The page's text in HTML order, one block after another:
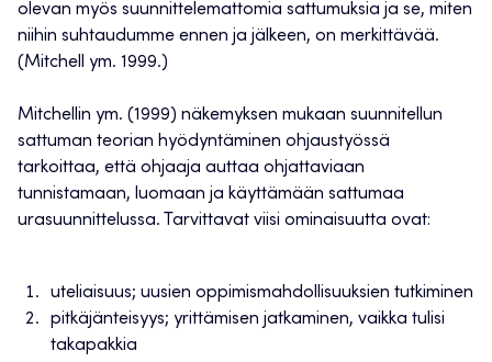
olevan myös suunnittelemattomia sattumuksia ja se, miten
niihin suhtaudumme ennen ja jälkeen, on merkittävää.
(Mitchell ym. 1999.)
Mitchellin ym. (1999) näkemyksen mukaan suunnitellun
sattuman teorian hyödyntäminen ohjaustyössä
tarkoittaa, että ohjaaja auttaa ohjattaviaan
tunnistamaan, luomaan ja käyttämään sattumaa
urasuunnittelussa. Tarvittavat viisi ominaisuutta ovat:
uteliaisuus; uusien oppimismahdollisuuksien tutkiminen
pitkäjänteisyys; yrittämisen jatkaminen, vaikka tulisi
takapakkia